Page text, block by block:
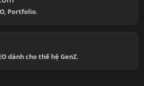
Portfolio.
dành cho thế hệ GenZ.